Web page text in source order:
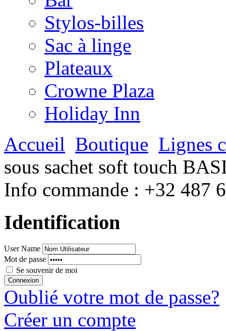
Stylos-billes
Sac à linge
Plateaux
Crowne Plaza
Holiday Inn
Accueil Boutique Lignes
sous sachet soft touch
Info commande : +32 487
Identification
User Name
Mot de passe
Se souvenir de moi
Oublié votre mot de passe?
Créer un compte